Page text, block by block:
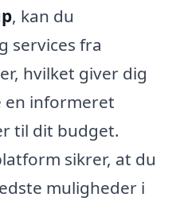
, kan du
services fra
hvilket giver dig
informeret
til dit budget.
sikrer, at du
muligheder i